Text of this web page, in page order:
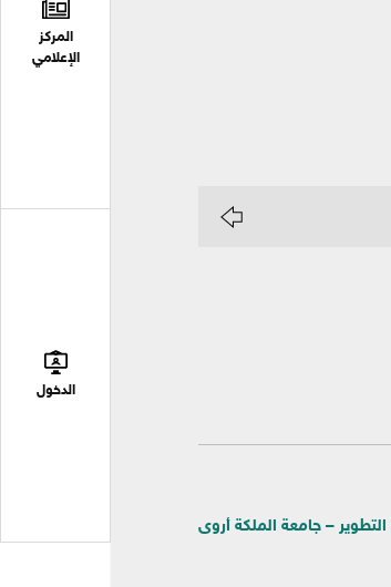
المركز
الإعلامي
الدخول
– جامعة الملكة أروى